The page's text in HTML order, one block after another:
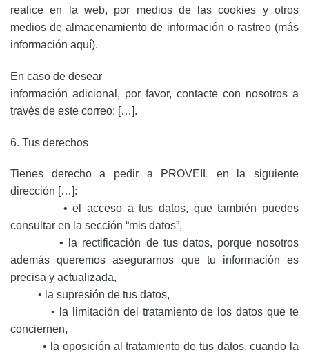
realice en la web, por medios de las cookies y otros
medios de almacenamiento de información o rastreo (más
información aquí).
En caso de desear
información adicional, por favor, contacte con nosotros a
través de este correo: […].
6. Tus derechos
Tienes derecho a pedir a PROVEIL en la siguiente
dirección […]:
• el acceso a tus datos, que también puedes
consultar en la sección “mis datos”,
• la rectificación de tus datos, porque nosotros
además queremos asegurarnos que tu información es
precisa y actualizada,
• la supresión de tus datos,
• la limitación del tratamiento de los datos que te
conciernen,
• la oposición al tratamiento de tus datos, cuando la